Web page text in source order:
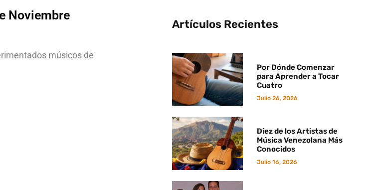
Noviembre
músicos de
Artículos Recientes
Por Dónde Comenzar
para Aprender a Tocar
Cuatro
Julio 26, 2026
Diez de los Artistas de
Música Venezolana Más
Conocidos
Julio 16, 2026